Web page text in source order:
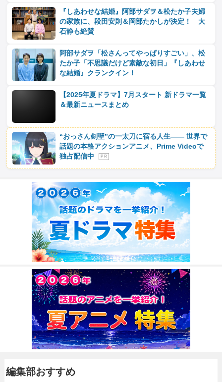
『しあわせな結婚』阿部サダヲ＆松たか子夫婦
の家族に、段田安則＆岡部たかしが決定！ 大
石静も絶賛
阿部サダヲ「松さんってやっぱりすごい」、松
たか子「不思議だけど素敵な初日」『しあわせ
な結婚』クランクイン！
【2025年夏ドラマ】7月スタート 新ドラマ一覧
＆最新ニュースまとめ
“おっさん剣聖”の一太刀に宿る人生―― 世界で
話題の本格アクションアニメ、Prime Videoで
独占配信中
P R
編集部おすすめ